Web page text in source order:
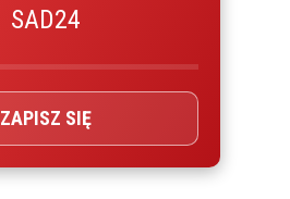
SAD24
ZAPISZ SIĘ